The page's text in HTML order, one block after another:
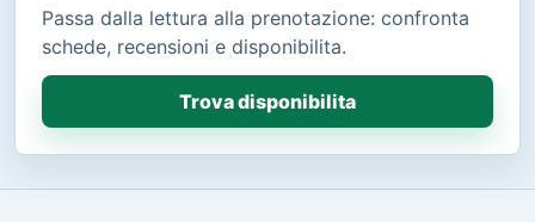
Passa dalla lettura alla prenotazione: confronta
schede, recensioni e disponibilita.
Trova disponibilita